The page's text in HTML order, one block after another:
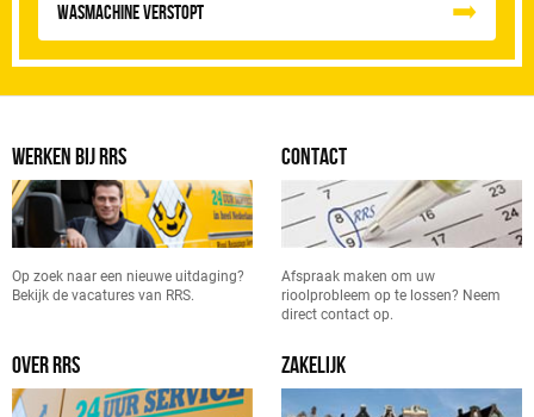
Wasmachine verstopt
WERKEN BIJ RRS
Op zoek naar een nieuwe uitdaging?
Bekijk de vacatures van RRS.
CONTACT
Afspraak maken om uw
rioolprobleem op te lossen? Neem
direct contact op.
OVER RRS ZAKELIJK